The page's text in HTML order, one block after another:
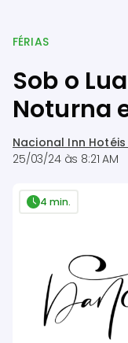
FÉRIAS
Sob o
Noturna
Nacional Inn
25/03/24 às 8:21 AM
4 min.